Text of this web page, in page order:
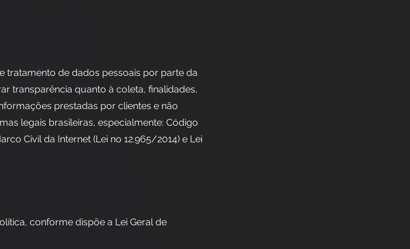
tratamento de dados pessoais por parte da
transparência quanto à coleta, finalidades,
prestadas por clientes e não
legais brasileiras, especialmente: Código
Civil da Internet (Lei no 12.965/2014) e Lei
conforme dispõe a Lei Geral de